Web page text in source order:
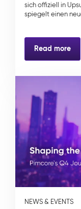
sich offiziell in
spiegelt einen
Read more
NEWS & EVENTS